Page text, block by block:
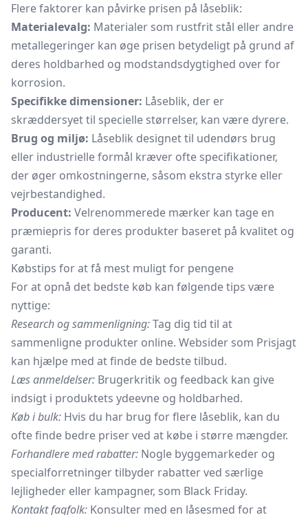
Flere faktorer kan påvirke prisen på låseblik:
Materialevalg: Materialer som rustfrit stål eller andre
metallegeringer kan øge prisen betydeligt på grund af
deres holdbarhed og modstandsdygtighed over for
korrosion.
Specifikke dimensioner: Låseblik, der er
skræddersyet til specielle størrelser, kan være dyrere.
Brug og miljø: Låseblik designet til udendørs brug
eller industrielle formål kræver ofte specifikationer,
der øger omkostningerne, såsom ekstra styrke eller
vejrbestandighed.
Producent: Velrenommerede mærker kan tage en
præmiepris for deres produkter baseret på kvalitet og
garanti.
Købstips for at få mest muligt for pengene
For at opnå det bedste køb kan følgende tips være
nyttige:
Research og sammenligning:Tag dig tid til at
sammenligne produkter online. Websider som Prisjagt
kan hjælpe med at finde de bedste tilbud.
Læs anmeldelser: Brugerkritik og feedback kan give
indsigt i produktets ydeevne og holdbarhed.
Køb i bulk: Hvis du har brug for flere låseblik, kan du
ofte finde bedre priser ved at købe i større mængder.
Forhandlere med rabatter: Nogle byggemarkeder og
specialforretninger tilbyder rabatter ved særlige
lejligheder eller kampagner, som Black Friday.
Kontakt fagfolk: Konsulter med en låsesmed for at